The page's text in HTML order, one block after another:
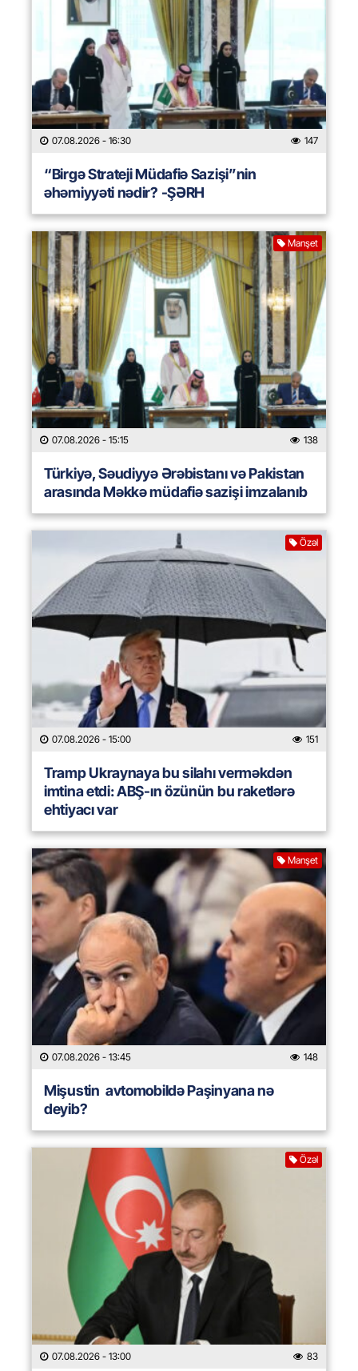
07.08.2026 - 16:30 147
“Birgə Strateji Müdafiə Sazişi”nin
əhəmiyyəti nədir? -ŞƏRH
Manşet
07.08.2026 - 15:15 138
Türkiyə, Səudiyyə Ərəbistanı və Pakistan
arasında Məkkə müdafiə sazişi imzalanıb
Özəl
07.08.2026 - 15:00 151
Tramp Ukraynaya bu silahı verməkdən
imtina etdi: ABŞ-ın özünün bu raketlərə
ehtiyacı var
Manşet
07.08.2026 - 13:45 148
Mişustin avtomobildə Paşinyana nə
deyib?
Özəl
07.08.2026 - 13:00 83